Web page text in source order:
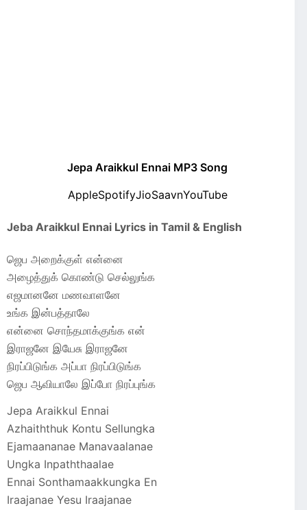
Jepa Araikkul Ennai MP3 Song
AppleSpotifyJioSaavnYouTube
Jeba Araikkul Ennai Lyrics in Tamil & English
ஜெப அறைக்குள் என்னை
அழைத்துக் கொண்டு செல்லுங்க
எஜமானனே மணவாளனே
உங்க இன்பத்தாலே
என்னை சொந்தமாக்குங்க என்
இராஜனே இயேசு இராஜனே
நிரப்பிடுங்க அப்பா நிரப்பிடுங்க
ஜெப ஆவியாலே இப்போ நிரப்புங்க
Jepa Araikkul Ennai
Azhaiththuk Kontu Sellungka
Ejamaananae Manavaalanae
Ungka Inpaththaalae
Ennai Sonthamaakkungka En
Iraajanae Yesu Iraajanae